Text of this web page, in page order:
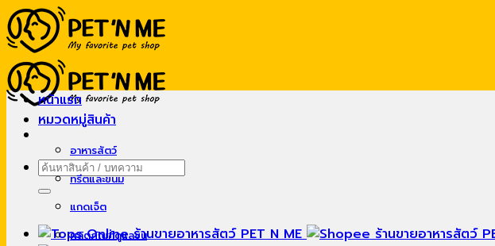
Skip
to
content
ค้นหา:
หน้าแรก
หมวดหมู่สินค้า
อาหารสัตว์
ทรีตและขนม
แกดเจ็ต
ผลิตภัณฑ์ดูแลขน